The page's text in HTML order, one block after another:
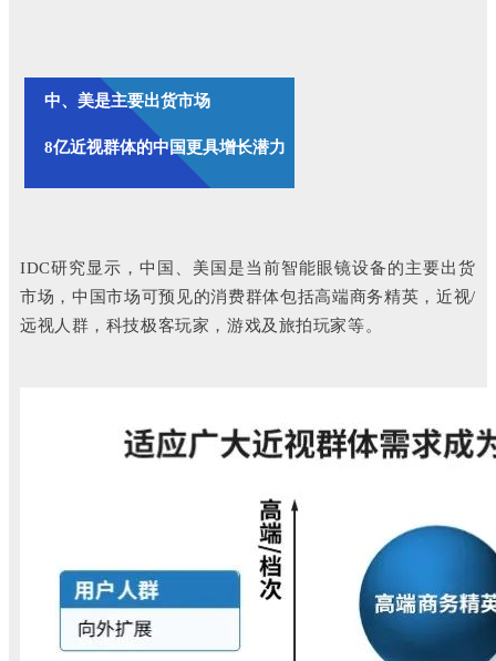
中、美是主要出货市场
8亿近视群体的中国更具增长潜力
IDC研究显示，中国、美国是当前智能眼镜设备的主要出货
市场，中国市场可预见的消费群体包括高端商务精英，近视/
远视人群，科技极客玩家，游戏及旅拍玩家等。